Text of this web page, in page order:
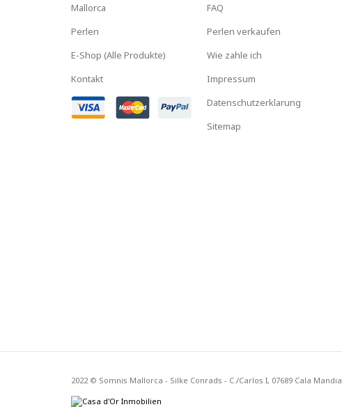
Mallorca
Perlen
E-Shop (Alle Produkte)
Kontakt
FAQ
Perlen verkaufen
Wie zahle ich
Impressum
Datenschutzerklarung
Sitemap
2022 © Somnis Mallorca - Silke Conrads - C./Carlos I, 07689 Cala Mandia